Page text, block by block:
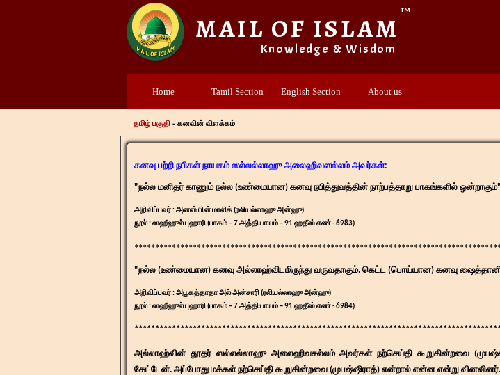
Home Tamil Section English Section About us
MAIL OF ISLAM ™
Knowledge & Wisdom
கனவு பற்றி நபிகள் நாயகம் ஸல்லல்லாஹு அலைஹிவஸல்லம் அவர்கள்:
"நல்ல மனிதர் காணும் நல்ல (உண்மையான) கனவு நபித்துவத்தின் நாற்பத்தாறு பாகங்களில் ஒன்றாகும்"
அறிவிப்பவர் : அனஸ் பின் மாலிக் (ரலியல்லாஹு அன்ஹு)
நூல் : ஸஹீஹுல் புஹாரி (பாகம் – 7 அத்தியாயம் – 91 ஹதீஸ் எண் - 6983)
​"நல்ல (உண்மையான) கனவு அல்லாஹ்விடமிருந்து வருவதாகும். கெட்ட (பொய்யான) கனவு
அறிவிப்பவர் : அபூகத்தாதா அல் அன்சாரி (ரலியல்லாஹு அன்ஹு)
நூல் : ஸஹீஹுல் புஹாரி (பாகம் – 7 அத்தியாயம் – 91 ஹதீஸ் எண் - 6984)
​அல்லாஹ்வின் தூதர் ஸல்லல்லாஹு அலைஹிவசல்லம் அவர்கள் நற்செய்தி கூறுகின்றவை
கேட்டேன். அப்போது மக்கள் நற்செய்தி கூறுகின்றவை (முபஷ்ஷிராத்) என்றால் என்ன என்று வினவினர்.
தமிழ் பகுதி- கனவின் விளக்கம்